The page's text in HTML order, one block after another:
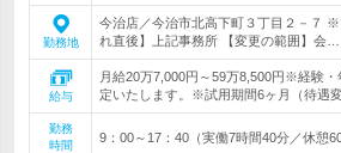
勤務地
今治店／今治市北高下町３丁目２－７ ※
れ直後】上記事務所 【変更の範囲】会…
給与
月給20万7,000円～59万8,500円※経験
定いたします。※試用期間6ヶ月（待遇
勤務
時間
9：00～17：40（実働7時間40分／休憩